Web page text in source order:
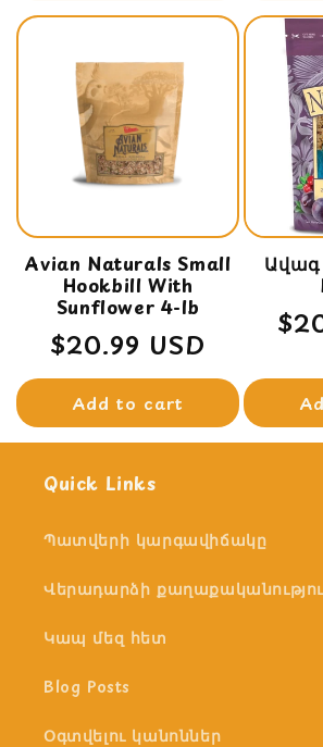
Avian Naturals Small
Hookbill With
Sunflower 4-lb
Regular
price
$20.99 USD
Add to cart
Ավագ
Quick Links
Պատվերի կարգավիճակը
Վերադարձի
Կապ մեզ հետ
Blog Posts
Օգտվելու կանոններ